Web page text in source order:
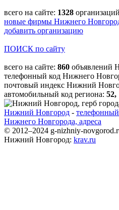
всего на сайте: 1328
новые фирмы Нижнего
добавить организацию
ПОИСК по сайту
всего на сайте: 860 объявлений
телефонный код Нижнего
почтовый индекс Нижний
автомобильный код региона: 52,
Нижний Новгород -
Нижнего Новгорода, адреса
© 2012–2024 g-nizhniy-
Нижний Новгород: krav.ru